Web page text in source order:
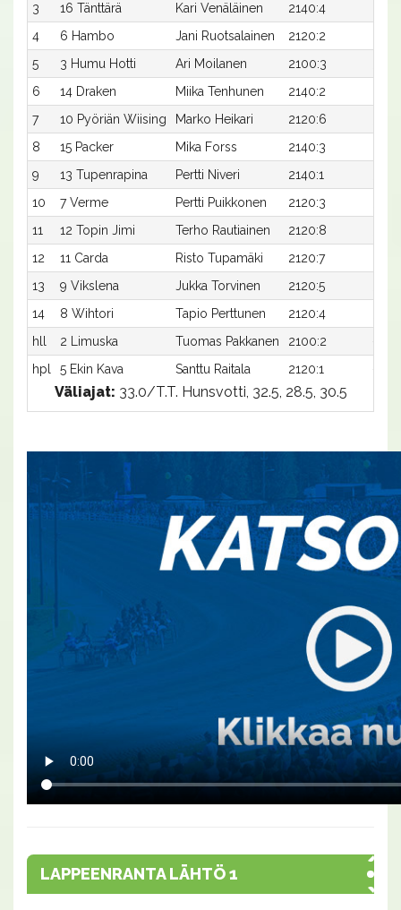
3
16 Tänttärä Kari Venäläinen 2140:4
4
6 Hambo Jani Ruotsalainen 2120:2
5
3 Humu Hotti Ari Moilanen 2100:3
6
14 Draken Miika Tenhunen 2140:2
7
10 Pyöriän Wiising Marko Heikari 2120:6
8
15 Packer Mika Forss 2140:3
9
13 Tupenrapina Pertti Niveri 2140:1
10
7 Verme Pertti Puikkonen 2120:3
11
12 Topin Jimi Terho Rautiainen 2120:8
12
11 Carda Risto Tupamäki 2120:7
13
9 Vikslena Jukka Torvinen 2120:5
14
8 Wihtori Tapio Perttunen 2120:4
hll
2 Limuska Tuomas Pakkanen 2100:2
hpl
5 Ekin Kava Santtu Raitala 2120:1
Väliajat: 33.0/T.T. Hunsvotti, 32.5, 28.5, 30.5
LAPPEENRANTA LÄHTÖ 1